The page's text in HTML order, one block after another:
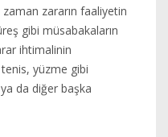
zararın faaliyetin
gibi müsabakaların
ihtimalinin
yüzme gibi
da diğer başka